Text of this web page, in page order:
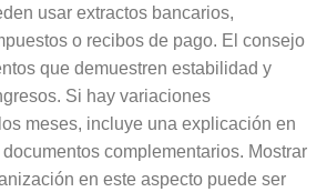
usar extractos bancarios,
o recibos de pago. El consejo
que demuestren estabilidad y
Si hay variaciones
meses, incluye una explicación en
complementarios. Mostrar
en este aspecto puede ser